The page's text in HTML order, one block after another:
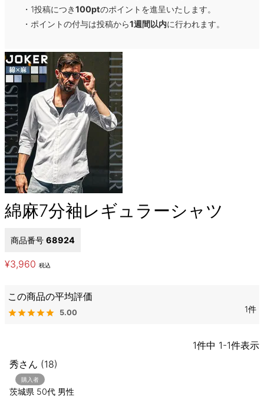
・1投稿につき100ptのポイントを進呈いたします。
・ポイントの付与は投稿から1週間以内に行われます。
綿麻7分袖レギュラーシャツ
商品番号 68924
¥3,960 税込
5.00 1
1件中 1-1件表示
秀
18
購入者
茨城県 50代 男性